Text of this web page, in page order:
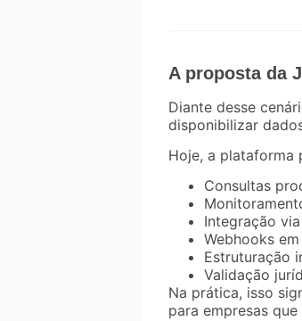
A proposta da
Diante desse
disponibilizar
Hoje, a plataforma
Consultas
Integração via
Webhooks
Estruturação
Validação
Na prática, isso
para empresas